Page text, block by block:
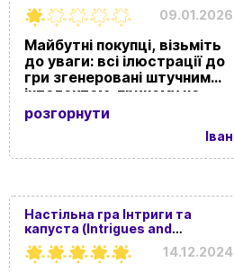
Іван
09.01.2026
Майбутні покупці, візьміть
до уваги: всі ілюстрації до
гри згенеровані штучним
інтелектом, причому не
дуже якісно :) Сам сюжет
повністю повторює вже
настільну гру "Містеріум".
дбайливо деталізовані
справжніми художниками, і
не витрачайте гроші на
неякісну підробку.
розгорнути
14.12.2024
Настільна гра Інтриги та
капуста (Intrigues and
cabbage)